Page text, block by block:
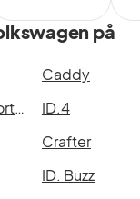
på
Caddy
Golf Sportscombi
ID.4
Crafter
ID. Buzz